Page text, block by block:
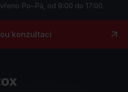
Po–Pá, od 9:00 do 17:00
konzultaci